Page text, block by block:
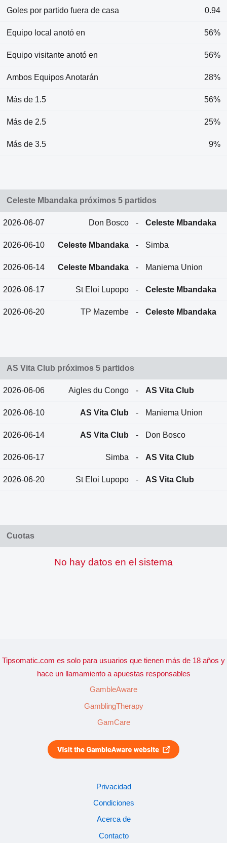
Goles por partido fuera de casa 0.94
Equipo local anotó en 56%
Equipo visitante anotó en 56%
Ambos Equipos Anotarán 28%
Más de 1.5 56%
Más de 2.5 25%
Más de 3.5 9%
Celeste Mbandaka próximos 5 partidos
2026-06-07 Don Bosco - Celeste Mbandaka
2026-06-10 Celeste Mbandaka - Simba
2026-06-14 Celeste Mbandaka - Maniema Union
2026-06-17 St Eloi Lupopo - Celeste Mbandaka
2026-06-20 TP Mazembe - Celeste Mbandaka
AS Vita Club próximos 5 partidos
2026-06-06 Aigles du Congo - AS Vita Club
2026-06-10 AS Vita Club - Maniema Union
2026-06-14 AS Vita Club - Don Bosco
2026-06-17 Simba - AS Vita Club
2026-06-20 St Eloi Lupopo - AS Vita Club
Cuotas
No hay datos en el sistema
Tipsomatic.com es solo para usuarios que tienen más de 18 años y
hace un llamamiento a apuestas responsables
GambleAware
GamblingTherapy
GamCare
Privacidad
Condiciones
Acerca de
Contacto